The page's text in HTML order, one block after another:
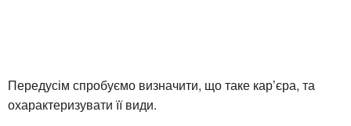
Передусім спробуємо визначити, що таке кар’єра, та
охарактеризувати її види.